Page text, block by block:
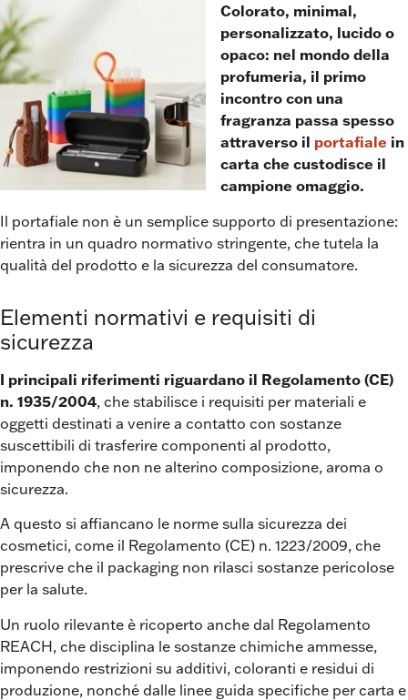
Colorato, minimal,
personalizzato, lucido o
opaco: nel mondo della
profumeria, il primo
incontro con una
fragranza passa spesso
attraverso il portafiale in
carta che custodisce il
campione omaggio.
Il portafiale non è un semplice supporto di presentazione:
rientra in un quadro normativo stringente, che tutela la
qualità del prodotto e la sicurezza del consumatore.
Elementi normativi e requisiti di
sicurezza
I principali riferimenti riguardano il Regolamento (CE)
n. 1935/2004, che stabilisce i requisiti per materiali e
oggetti destinati a venire a contatto con sostanze
suscettibili di trasferire componenti al prodotto,
imponendo che non ne alterino composizione, aroma o
sicurezza.
A questo si affiancano le norme sulla sicurezza dei
cosmetici, come il Regolamento (CE) n. 1223/2009, che
prescrive che il packaging non rilasci sostanze pericolose
per la salute.
Un ruolo rilevante è ricoperto anche dal Regolamento
REACH, che disciplina le sostanze chimiche ammesse,
imponendo restrizioni su additivi, coloranti e residui di
produzione, nonché dalle linee guida specifiche per carta e